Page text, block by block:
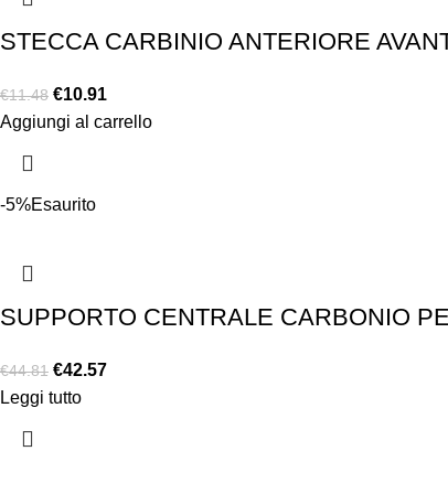
STECCA CARBINIO ANTERIORE
€11.48 €10.91
Aggiungi al carrello
-5%Esaurito
SUPPORTO CENTRALE CARBONIO
€44.81 €42.57
Leggi tutto